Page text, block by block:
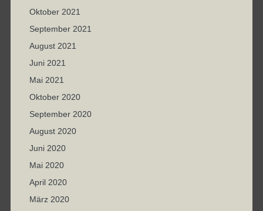
Oktober 2021
September 2021
August 2021
Juni 2021
Mai 2021
Oktober 2020
September 2020
August 2020
Juni 2020
Mai 2020
April 2020
März 2020